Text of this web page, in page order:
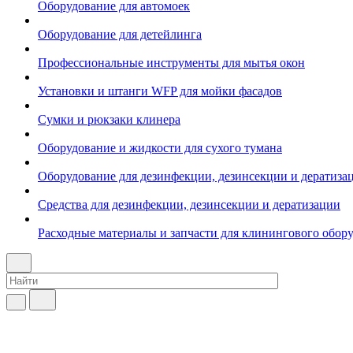
Оборудование для автомоек
Оборудование для детейлинга
Профессиональные инструменты для мытья окон
Установки и штанги WFP для мойки фасадов
Сумки и рюкзаки клинера
Оборудование и жидкости для сухого тумана
Оборудование для дезинфекции, дезинсекции и
Средства для дезинфекции, дезинсекции и дератизации
Расходные материалы и запчасти для клинингового